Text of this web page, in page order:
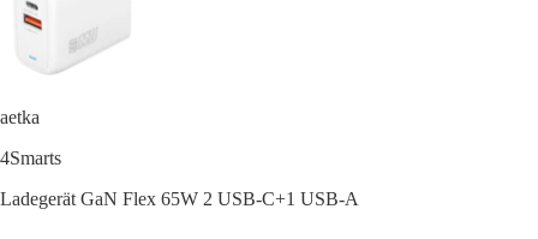
aetka
4Smarts
Ladegerät GaN Flex 65W 2 USB-C+1 USB-A